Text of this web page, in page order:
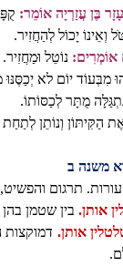
בֶּן עֲזַרְיָה אוֹמֵר:
וְאֵינוֹ יָכוֹל לְהַחֲזִיר.
אוֹמְרִים: נוֹטֵל וּמַחֲזִיר.
מִבְּעוֹד יוֹם לא
מֻתָּר לְכַסּוֹתוֹ.
הַקִּיתּוֹן וְנוֹתֵן
משנה ב
עורות. תרגום
אותן. בין שטמן
אותן. דמוקצות